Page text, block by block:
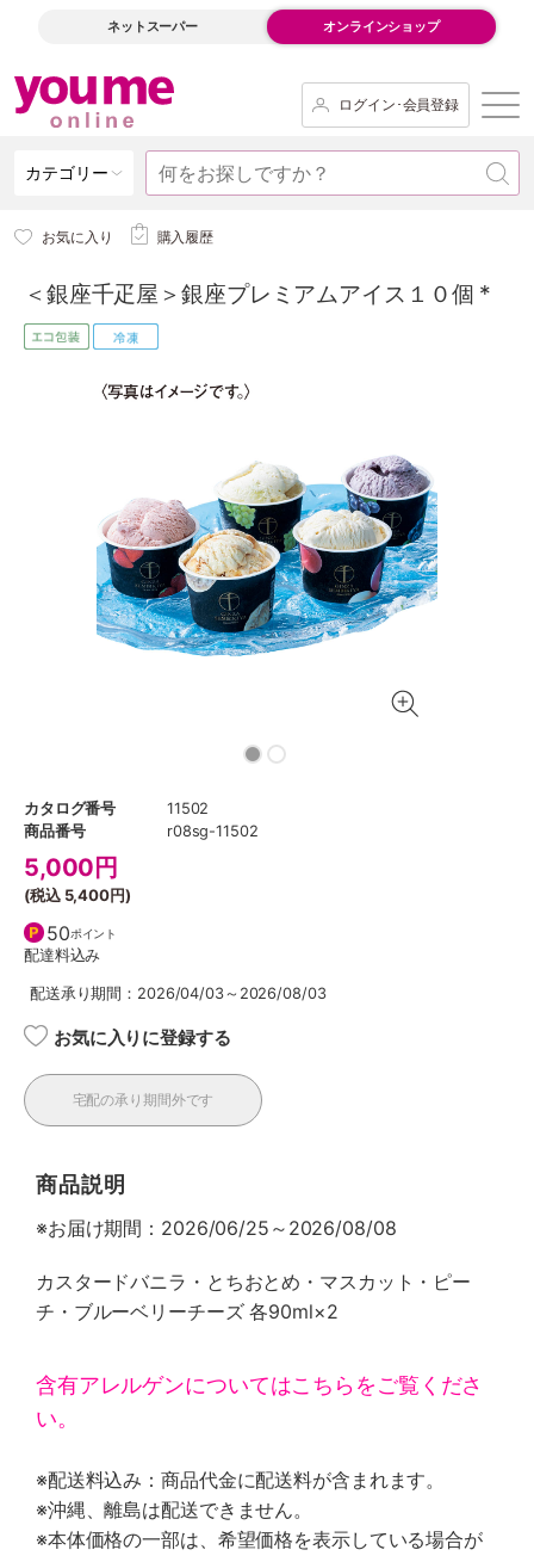
ネットスーパー オンラインショップ
ログイン･会員登録
カテゴリー
お気に入り 購入履歴
＜銀座千疋屋＞銀座プレミアムアイス１０個 *
カタログ番号
11502
商品番号
r08sg-11502
5,000 円
(税込 5,400円)
50ポイント
配達料込み
配送承り期間：2026/04/03～2026/08/03
お気に入りに登録する
宅配の承り期間外です
商品説明
※お届け期間：2026/06/25～2026/08/08
カスタードバニラ・とちおとめ・マスカット・ピー
チ・ブルーベリーチーズ 各90ml×2
含有アレルゲンについてはこちらをご覧くださ
い。
※配送料込み：商品代金に配送料が含まれます。
※沖縄、離島は配送できません。
※本体価格の一部は、希望価格を表示している場合が